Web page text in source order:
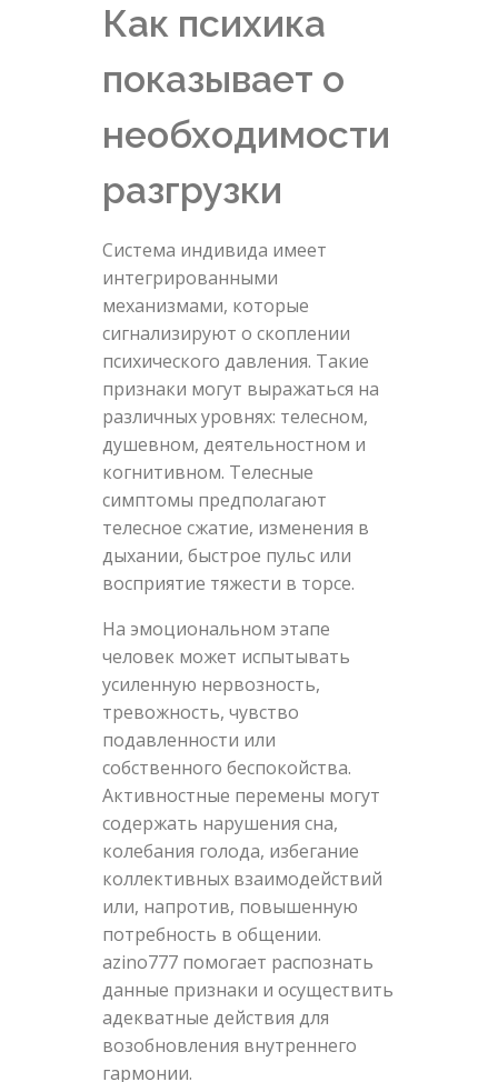
Как психика
показывает о
необходимости
разгрузки
Система индивида имеет
интегрированными
механизмами, которые
сигнализируют о скоплении
психического давления. Такие
признаки могут выражаться на
различных уровнях: телесном,
душевном, деятельностном и
когнитивном. Телесные
симптомы предполагают
телесное сжатие, изменения в
дыхании, быстрое пульс или
восприятие тяжести в торсе.
На эмоциональном этапе
человек может испытывать
усиленную нервозность,
тревожность, чувство
подавленности или
собственного беспокойства.
Активностные перемены могут
содержать нарушения сна,
колебания голода, избегание
коллективных взаимодействий
или, напротив, повышенную
потребность в общении.
azino777 помогает распознать
данные признаки и осуществить
адекватные действия для
возобновления внутреннего
гармонии.